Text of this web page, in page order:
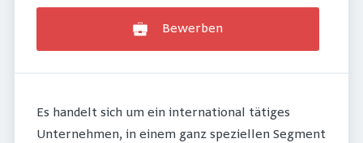
Bewerben
Es handelt sich um ein international tätiges
Unternehmen, in einem ganz speziellen Segment